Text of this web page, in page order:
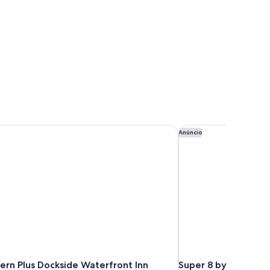
Plus Dockside Waterfront Inn
Plus Dockside Waterfront Inn Anúncio
Super 8 by
Super 8 by